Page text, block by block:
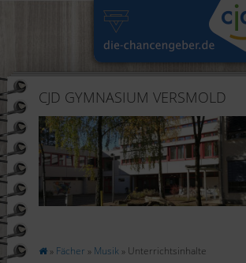
CJD GYMNASIUM VERSMOLD
» Fächer » Musik » Unterrichtsinhalte